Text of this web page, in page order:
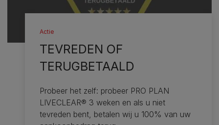
Actie
TEVREDEN OF
TERUGBETAALD
Probeer het zelf: probeer PRO PLAN
LIVECLEAR® 3 weken en als u niet
tevreden bent, betalen wij u 100% van uw